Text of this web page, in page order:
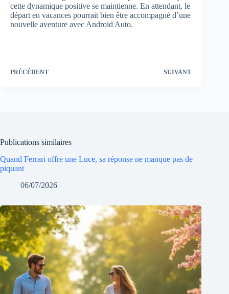
cette dynamique positive se maintienne. En attendant, le
départ en vacances pourrait bien être accompagné d’une
nouvelle aventure avec Android Auto.
PRÉCÉDENT SUIVANT
Publications similaires
Quand Ferrari offre une Luce, sa réponse ne manque pas de
piquant
06/07/2026